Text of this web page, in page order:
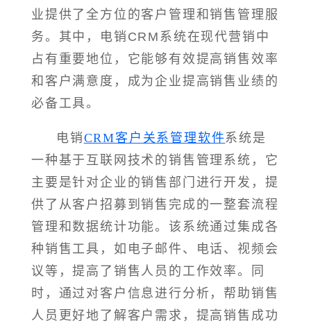
业提供了全方位的客户管理和销售管理服
务。其中，电销CRM系统在现代营销中
占有重要地位，它能够有效提高销售效率
和客户满意度，成为企业提高销售业绩的
必备工具。
电销CRM客户关系管理软件系统是
一种基于互联网技术的销售管理系统，它
主要是针对企业的销售部门进行开发，提
供了从客户招募到销售完成的一整套流程
管理和数据统计功能。该系统通过集成各
种销售工具，如电子邮件、电话、视频会
议等，提高了销售人员的工作效率。同
时，通过对客户信息进行分析，帮助销售
人员更好地了解客户需求，提高销售成功